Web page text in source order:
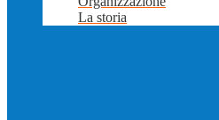
La storia